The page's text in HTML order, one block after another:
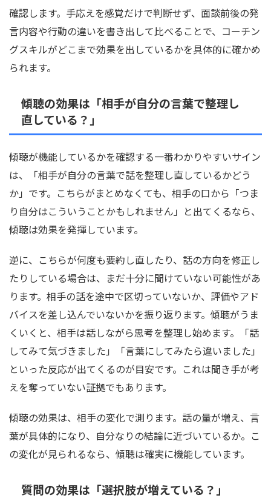
確認します。手応えを感覚だけで判断せず、面談前後の発
言内容や行動の違いを書き出して比べることで、コーチン
グスキルがどこまで効果を出しているかを具体的に確かめ
られます。
傾聴の効果は「相手が自分の言葉で整理し
直している？」
傾聴が機能しているかを確認する一番わかりやすいサイン
は、「相手が自分の言葉で話を整理し直しているかどう
か」です。こちらがまとめなくても、相手の口から「つま
り自分はこういうことかもしれません」と出てくるなら、
傾聴は効果を発揮しています。
逆に、こちらが何度も要約し直したり、話の方向を修正し
たりしている場合は、まだ十分に聞けていない可能性があ
ります。相手の話を途中で区切っていないか、評価やアド
バイスを差し込んでいないかを振り返ります。傾聴がうま
くいくと、相手は話しながら思考を整理し始めます。「話
してみて気づきました」「言葉にしてみたら違いました」
といった反応が出てくるのが目安です。これは聞き手が考
えを奪っていない証拠でもあります。
傾聴の効果は、相手の変化で測ります。話の量が増え、言
葉が具体的になり、自分なりの結論に近づいているか。こ
の変化が見られるなら、傾聴は確実に機能しています。
質問の効果は「選択肢が増えている？」